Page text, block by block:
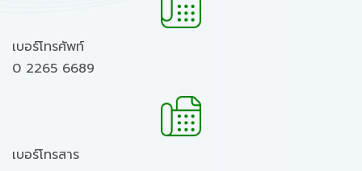
เบอร์โทรศัพท์
0 2265 6689
เบอร์โทรสาร